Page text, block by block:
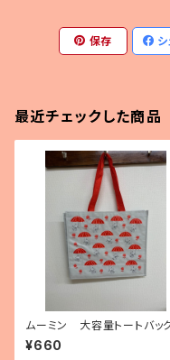
保存
最近チェックした商品
ムーミン 大容量トートバッ
（ポリプロピレン製）「ミィアン
レラ」
¥660